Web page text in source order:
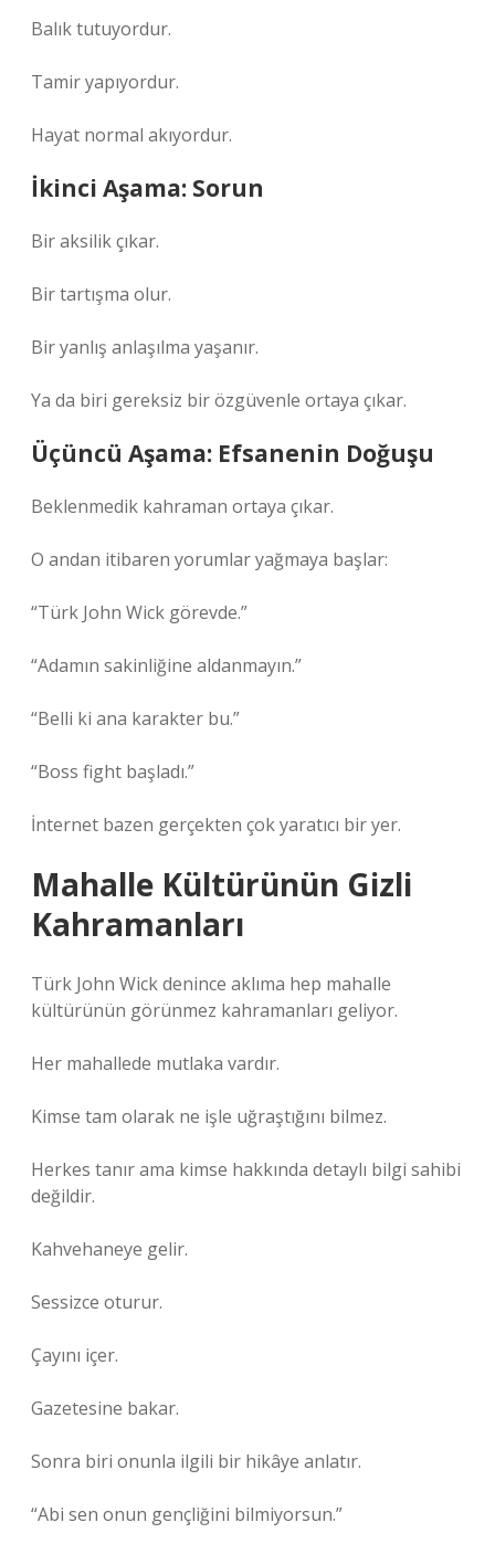
Balık tutuyordur.
Tamir yapıyordur.
Hayat normal akıyordur.
İkinci Aşama: Sorun
Bir aksilik çıkar.
Bir tartışma olur.
Bir yanlış anlaşılma yaşanır.
Ya da biri gereksiz bir özgüvenle ortaya çıkar.
Üçüncü Aşama: Efsanenin Doğuşu
Beklenmedik kahraman ortaya çıkar.
O andan itibaren yorumlar yağmaya başlar:
“Türk John Wick görevde.”
“Adamın sakinliğine aldanmayın.”
“Belli ki ana karakter bu.”
“Boss fight başladı.”
İnternet bazen gerçekten çok yaratıcı bir yer.
Mahalle Kültürünün Gizli
Kahramanları
Türk John Wick denince aklıma hep mahalle
kültürünün görünmez kahramanları geliyor.
Her mahallede mutlaka vardır.
Kimse tam olarak ne işle uğraştığını bilmez.
Herkes tanır ama kimse hakkında detaylı bilgi sahibi
değildir.
Kahvehaneye gelir.
Sessizce oturur.
Çayını içer.
Gazetesine bakar.
Sonra biri onunla ilgili bir hikâye anlatır.
“Abi sen onun gençliğini bilmiyorsun.”